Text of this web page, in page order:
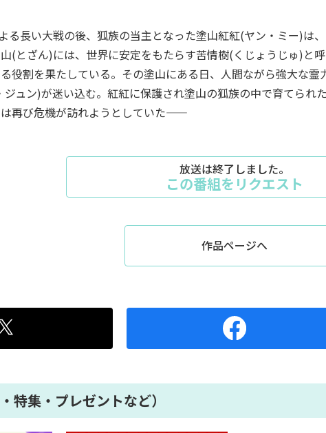
る長い大戦の後、狐族の当主となった塗山紅紅(ヤン・ミー)は
(とざん)には、世界に安定をもたらす苦情樹(くじょうじゅ)と
役割を果たしている。その塗山にある日、人間ながら強大な
ュン)が迷い込む。紅紅に保護され塗山の狐族の中で育てられ
再び危機が訪れようとしていた――
放送は終了しました。
この番組をリクエスト
作品ページへ
特集・プレゼントなど）